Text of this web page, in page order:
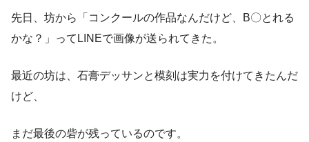
先日、坊から「コンクールの作品なんだけど、B〇とれる
かな？」ってLINEで画像が送られてきた。
最近の坊は、石膏デッサンと模刻は実力を付けてきたんだ
けど、
まだ最後の砦が残っているのです。